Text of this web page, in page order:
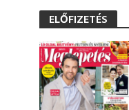
ELŐFIZETÉS